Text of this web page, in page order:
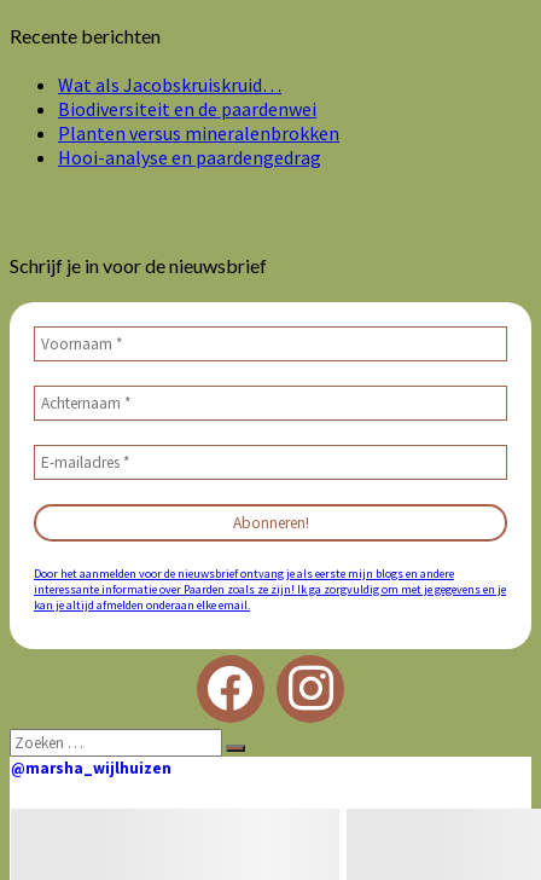
Recente berichten
Wat als Jacobskruiskruid…
Biodiversiteit en de paardenwei
Planten versus mineralenbrokken
Hooi-analyse en paardengedrag
Schrijf je in voor de nieuwsbrief
Door het aanmelden voor de nieuwsbrief ontvang je als eerste mijn blogs en andere
interessante informatie over Paarden zoals ze zijn! Ik ga zorgvuldig om met je gegevens en je
kan je altijd afmelden onderaan elke email.
Zoeken
naar:
Zoeken
@marsha_wijlhuizen